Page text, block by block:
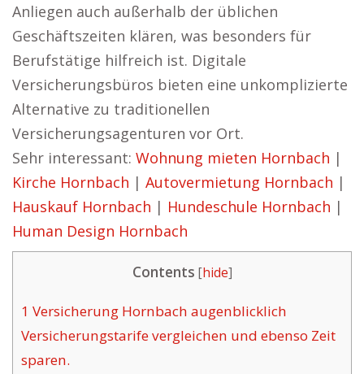
Anliegen auch außerhalb der üblichen
Geschäftszeiten klären, was besonders für
Berufstätige hilfreich ist. Digitale
Versicherungsbüros bieten eine unkomplizierte
Alternative zu traditionellen
Versicherungsagenturen vor Ort.
Sehr interessant: Wohnung mieten Hornbach |
Kirche Hornbach | Autovermietung Hornbach |
Hauskauf Hornbach | Hundeschule Hornbach |
Human Design Hornbach
Contents [hide]
1 Versicherung Hornbach augenblicklich
Versicherungstarife vergleichen und ebenso Zeit
sparen.